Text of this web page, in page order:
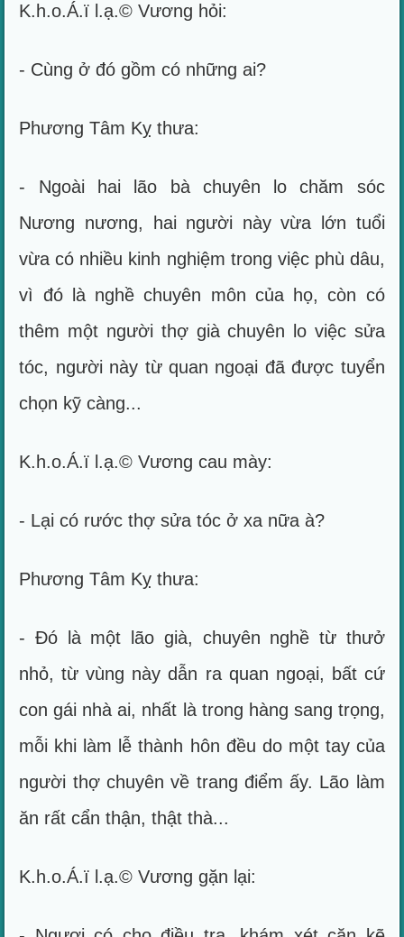
K.h.o.Á.ï l.ạ.© Vương hỏi:
- Cùng ở đó gồm có những ai?
Phương Tâm Kỵ thưa:
- Ngoài hai lão bà chuyên lo chăm sóc
Nương nương, hai người này vừa lớn tuổi
vừa có nhiều kinh nghiệm trong việc phù dâu,
vì đó là nghề chuyên môn của họ, còn có
thêm một người thợ già chuyên lo việc sửa
tóc, người này từ quan ngoại đã được tuyển
chọn kỹ càng...
K.h.o.Á.ï l.ạ.© Vương cau mày:
- Lại có rước thợ sửa tóc ở xa nữa à?
Phương Tâm Kỵ thưa:
- Đó là một lão già, chuyên nghề từ thưở
nhỏ, từ vùng này dẫn ra quan ngoại, bất cứ
con gái nhà ai, nhất là trong hàng sang trọng,
mỗi khi làm lễ thành hôn đều do một tay của
người thợ chuyên về trang điểm ấy. Lão làm
ăn rất cẩn thận, thật thà...
K.h.o.Á.ï l.ạ.© Vương gặn lại: